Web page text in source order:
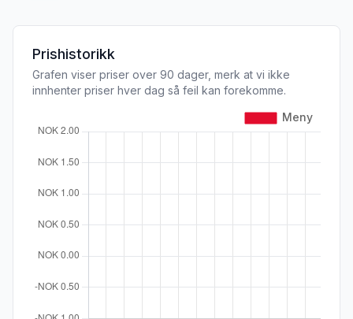
Prishistorikk
Grafen viser priser over 90 dager, merk at vi ikke
innhenter priser hver dag så feil kan forekomme.